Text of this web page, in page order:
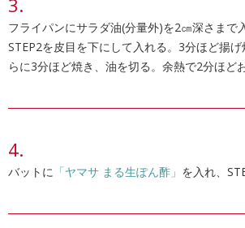
フライパンにサラダ油(分量外)を2㎝深さまで
STEP2を皮目を下にして入れる。3分ほど揚
らに3分ほど焼き、油を切る。余熱で2分ほどお
バットに 「ヤマサ まる生ぽん酢」 を入れ、